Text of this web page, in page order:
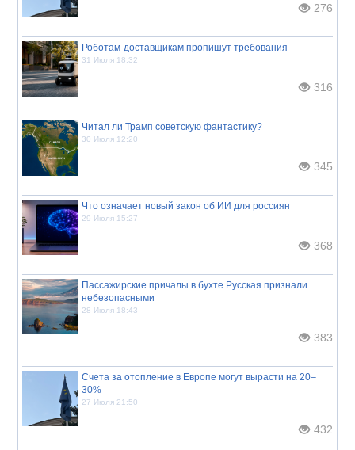
276
Роботам-доставщикам пропишут требования
31 Июля 18:32
316
Читал ли Трамп советскую фантастику?
30 Июля 12:20
345
Что означает новый закон об ИИ для россиян
29 Июля 15:27
368
Пассажирские причалы в бухте Русская признали
небезопасными
28 Июля 18:43
383
Счета за отопление в Европе могут вырасти на 20–
30%
27 Июля 21:50
432